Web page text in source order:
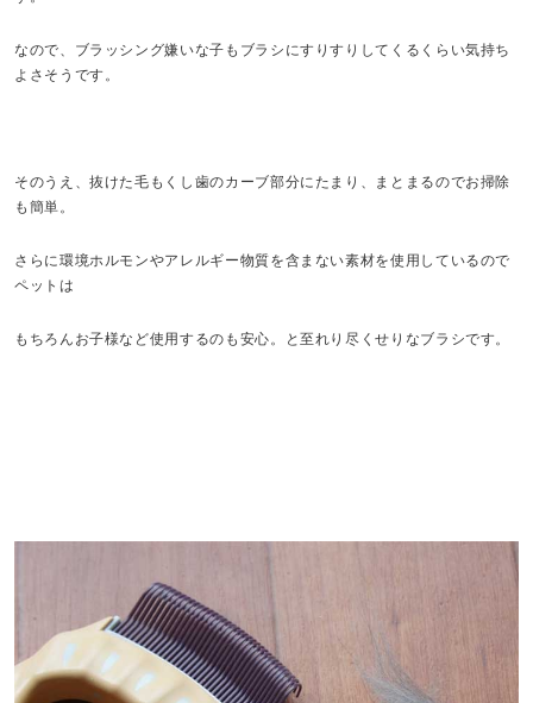
なので、ブラッシング嫌いな子もブラシにすりすりしてくるくらい気持ち
よさそうです。
そのうえ、抜けた毛もくし歯のカーブ部分にたまり、まとまるのでお掃除
も簡単。
さらに環境ホルモンやアレルギー物質を含まない素材を使用しているので
ペットは
もちろんお子様など使用するのも安心。と至れり尽くせりなブラシです。